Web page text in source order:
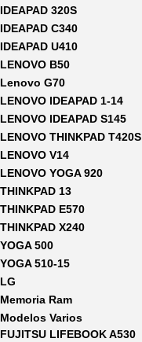
IDEAPAD 320S
IDEAPAD C340
IDEAPAD U410
LENOVO B50
Lenovo G70
LENOVO IDEAPAD 1-14
LENOVO IDEAPAD S145
LENOVO THINKPAD T420S
LENOVO V14
LENOVO YOGA 920
THINKPAD 13
THINKPAD E570
THINKPAD X240
YOGA 500
YOGA 510-15
LG
Memoria Ram
Modelos Varios
FUJITSU LIFEBOOK A530